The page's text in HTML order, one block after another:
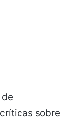
sobre